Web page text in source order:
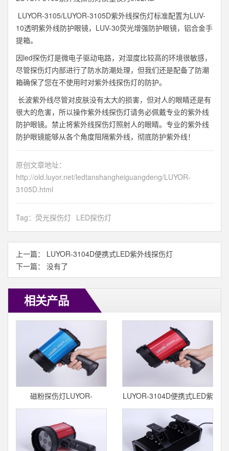
LUYOR-3105/LUYOR-3105D紫外线探伤灯标准配置为LUV-
10透明紫外线防护眼镜，LUV-30荧光增强防护眼镜，铝合金手
提箱。
因led探伤灯是微电子驱动电路，对湿度比较高的环境很敏感，
尽管探伤灯内部进行了防水防潮处理，但我们还是配备了防潮
箱确保了您在不使用时对紫外线探伤灯的防护。
长波紫外线尽管对皮肤没有太大的损害，但对人的眼睛还是有
很大的危害，所以操作紫外线探伤灯请务必佩戴专业的紫外线
防护眼镜。禁止将紫外线探伤灯照射人的眼睛。专业的紫外线
防护眼镜能够从各个角度阻隔紫外线，彻底防护紫外线！
原创文章地址：
http://old.luyor.net/ledtanshangheiguangdeng/LUYOR-
3105D.html
Tag： 荧光探伤灯 LED探伤灯
上一篇： LUYOR-3104D便携式LED紫外线探伤灯
下一篇： 没有了
相关产品
磁粉探伤灯LUYOR-
3103P/3103D
LUYOR-3104D便携式LED紫
外线探伤灯